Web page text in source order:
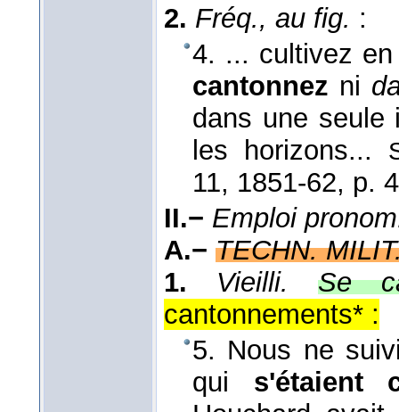
2. Fréq., au fig. :
4. ... cultivez
cantonnez ni
dans une
les horizons...
11, 1851-62, p.
II.− Emploi
A.− TECHN.
1.
Vieilli.
Se
cantonnements* :
5. Nous ne
qui s'étaient